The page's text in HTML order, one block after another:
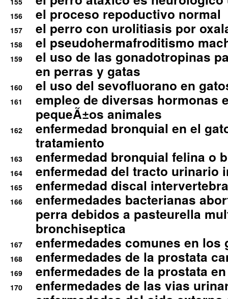
156 el proceso repoductivo normal
157 el perro con urolitiasis por
158 el pseudohermafroditismo
159
el uso de las gonadotropinas
en perras y gatas
160 el uso del sevofluorano en
161
empleo de diversas hormonas
pequeÃ±os animales
162
enfermedad bronquial en el
tratamiento
163 enfermedad bronquial felina o
164 enfermedad del tracto urinario
165 enfermedad discal
166
enfermedades bacterianas
perra debidos a pasteurella
bronchiseptica
167 enfermedades comunes en los
168 enfermedades de la prostata
169 enfermedades de la prostata
170 enfermedades de las vias